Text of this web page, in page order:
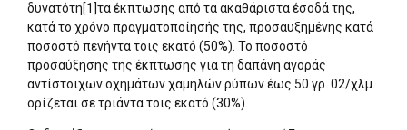
δυνατότη[1]τα έκπτωσης από τα ακαθάριστα έσοδά της,
κατά το χρόνο πραγματοποίησής της, προσαυξημένης κατά
ποσοστό πενήντα τοις εκατό (50%). Το ποσοστό
προσαύξησης της έκπτωσης για τη δαπάνη αγοράς
αντίστοιχων οχημάτων χαμηλών ρύπων έως 50 γρ. 02/χλμ.
ορίζεται σε τριάντα τοις εκατό (30%).